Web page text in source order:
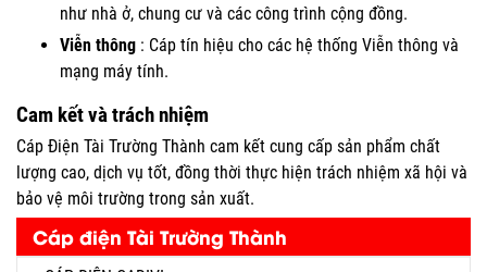
Cáp điện Tài Trường Thành
như nhà ở, chung cư và các công trình cộng đồng.
Viễn thông : Cáp tín hiệu cho các hệ thống Viễn thông và
mạng máy tính.
Cam kết và trách nhiệm
Cáp Điện Tài Trường Thành cam kết cung cấp sản phẩm chất
lượng cao, dịch vụ tốt, đồng thời thực hiện trách nhiệm xã hội và
bảo vệ môi trường trong sản xuất.